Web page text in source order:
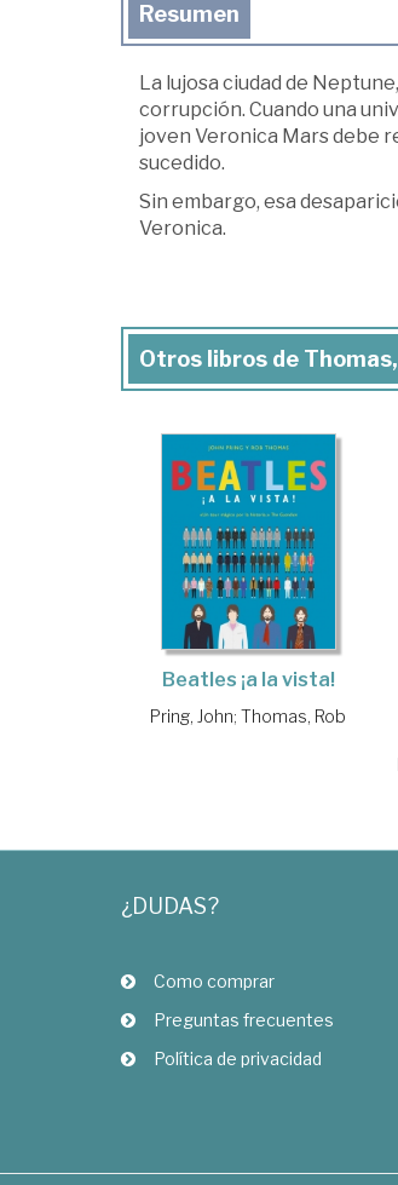
Resumen
La lujosa ciudad de
corrupción. Cuando una
joven Veronica Mars debe
sucedido.
Sin embargo, esa
Veronica.
Otros libros de Thomas,
Beatles ¡a la vista!
Pring, John;Thomas, Rob
¿DUDAS?
Como comprar
Preguntas frecuentes
Política de privacidad